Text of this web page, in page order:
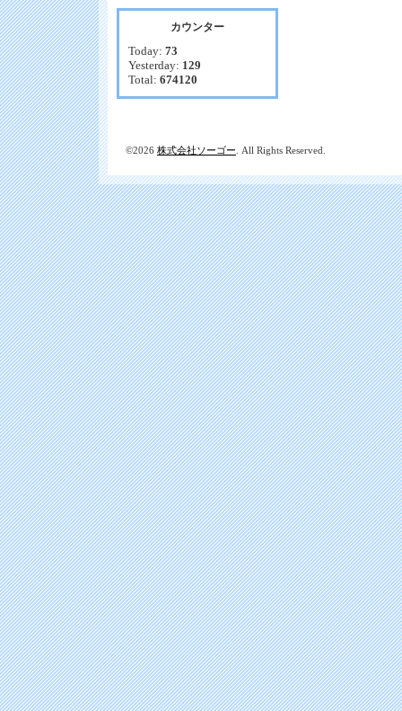
カウンター
Today: 73
Yesterday: 129
Total: 674120
©2026 株式会社ソーゴー . All Rights Reserved.